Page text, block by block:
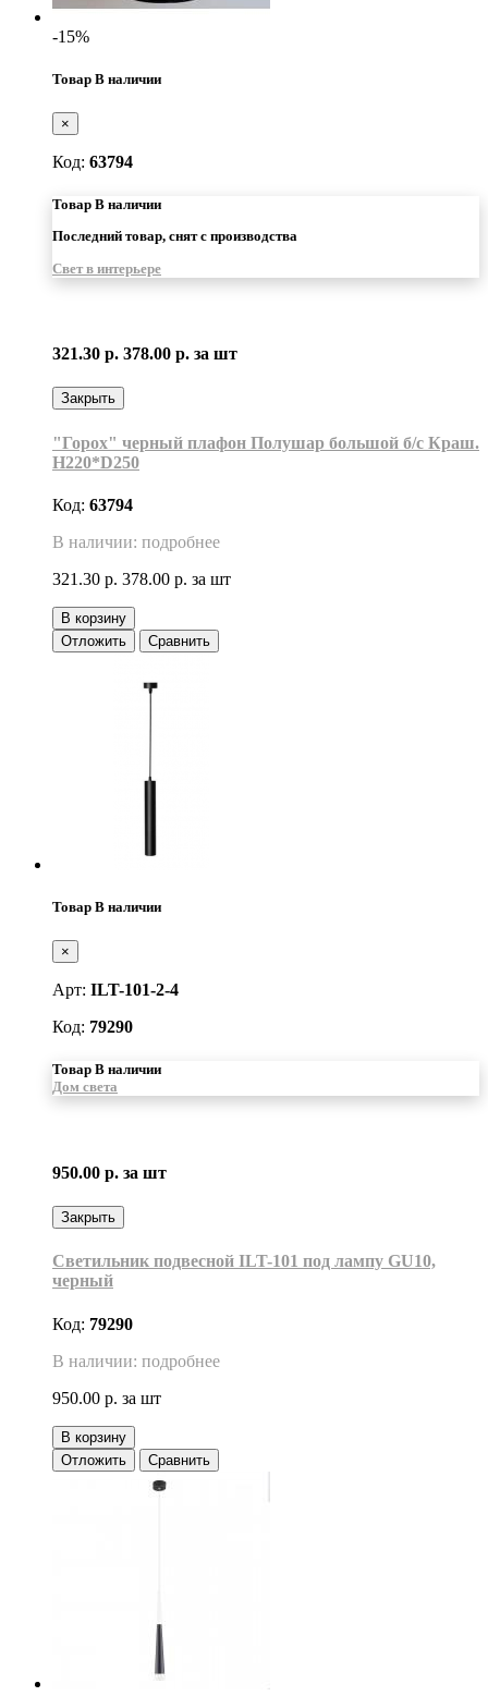
-15%
Товар В наличии
×
Код: 63794
Товар В наличии
Последний товар, снят с производства
Свет в интерьере
321.30 р. 378.00 р. за шт
Закрыть
"Горох" черный плафон Полушар большой б/с Краш.
H220*D250
Код: 63794
В наличии: подробнее
321.30 р. 378.00 р. за шт
В корзину
Отложить
Сравнить
Товар В наличии
×
Арт: ILT-101-2-4
Код: 79290
Товар В наличии
Дом света
950.00 р. за шт
Закрыть
Светильник подвесной ILT-101 под лампу GU10,
черный
Код: 79290
В наличии: подробнее
950.00 р. за шт
В корзину
Отложить
Сравнить